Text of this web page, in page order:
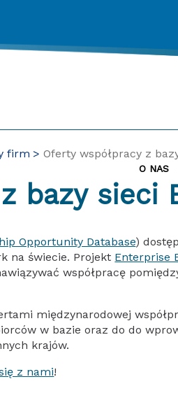
O NAS
firm Oferty współpracy z
z bazy
Opportunity Database)
na świecie. Projekt Enterprise
współpracę
międzynarodowej
w bazie oraz do do
krajów.
z nami!